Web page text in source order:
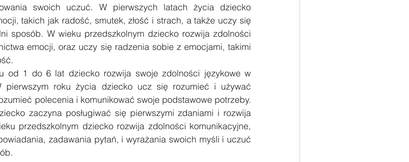
swoich uczuć. W pierwszych latach życia dziecko
takich jak radość, smutek, złość i strach, a także uczy się
sposób. W wieku przedszkolnym dziecko rozwija zdolności
emocji, oraz uczy się radzenia sobie z emocjami, takimi
od 1 do 6 lat dziecko rozwija swoje zdolności językowe w
pierwszym roku życia dziecko ucz się rozumieć i używać
polecenia i komunikować swoje podstawowe potrzeby.
zaczyna posługiwać się pierwszymi zdaniami i rozwija
przedszkolnym dziecko rozwija zdolności komunikacyjne,
zadawania pytań, i wyrażania swoich myśli i uczuć